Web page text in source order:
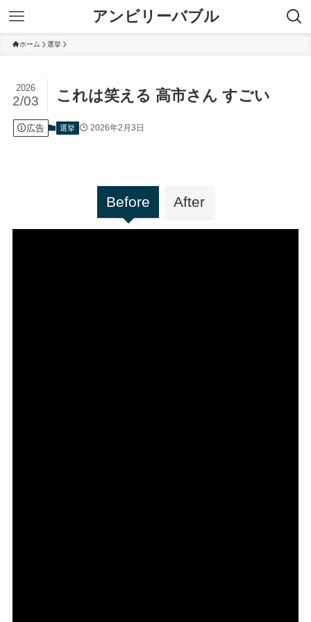
アンビリーバブル
ホーム 選挙
これは笑える 高市さん すごい
2026
2/03
広告 選挙 2026年2月3日
Before After